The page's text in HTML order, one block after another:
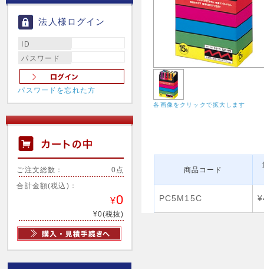
法人様ログイン
ID
パスワード
パスワードを忘れた方
ご注文総数： 0点
合計金額(税込)：
¥0
¥0(税抜)
各画像をクリックで拡大します
商品コード
PC5M15C